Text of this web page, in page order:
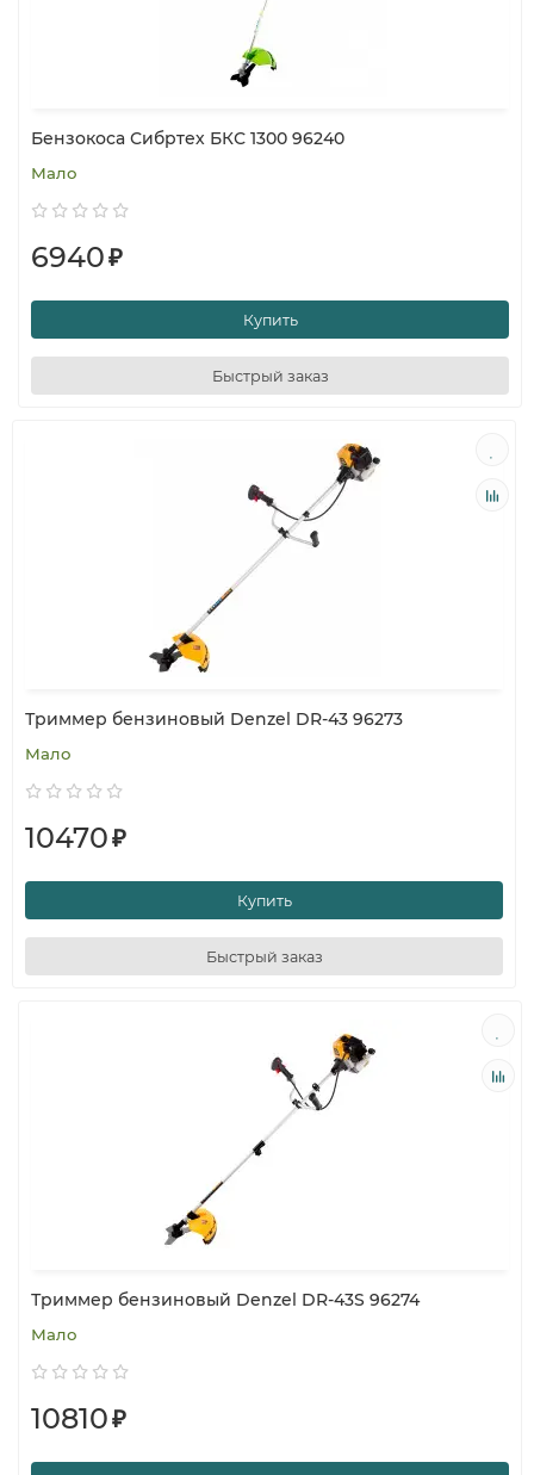
Бензокоса Сибртех БКС 1300 96240
Мало
6940₽
Купить
Быстрый заказ
Триммер бензиновый Denzel DR-43 96273
Мало
10470₽
Купить
Быстрый заказ
Триммер бензиновый Denzel DR-43S 96274
Мало
10810₽